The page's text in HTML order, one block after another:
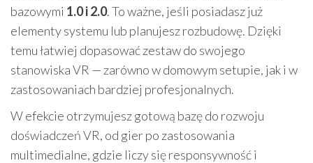
bazowymi 1.0 i 2.0. To ważne, jeśli posiadasz już
elementy systemu lub planujesz rozbudowę. Dzięki
temu łatwiej dopasować zestaw do swojego
stanowiska VR — zarówno w domowym setupie, jak i w
zastosowaniach bardziej profesjonalnych.
W efekcie otrzymujesz gotową bazę do rozwoju
doświadczeń VR, od gier po zastosowania
multimedialne, gdzie liczy się responsywność i